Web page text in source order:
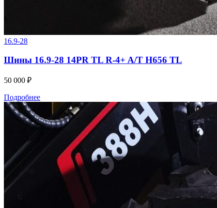
16.9-28
Шины 16.9-28 14PR TL R-4+ A/T H656 TL
50 000 ₽
Подробнее